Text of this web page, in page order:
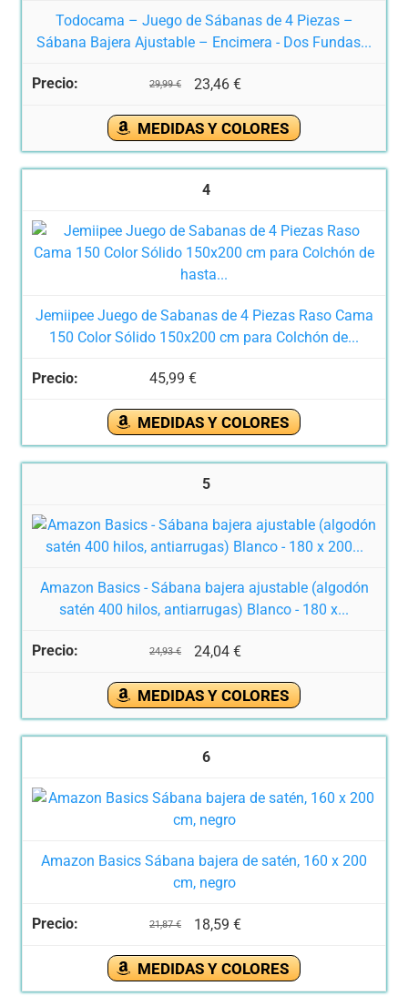
Todocama – Juego de Sábanas de 4 Piezas –
Sábana Bajera Ajustable – Encimera - Dos Fundas...
29,99 € 23,46 €
MEDIDAS Y COLORES
4
Jemiipee Juego de Sabanas de 4 Piezas Raso Cama
150 Color Sólido 150x200 cm para Colchón de...
45,99 €
MEDIDAS Y COLORES
5
Amazon Basics - Sábana bajera ajustable (algodón
satén 400 hilos, antiarrugas) Blanco - 180 x...
24,93 € 24,04 €
MEDIDAS Y COLORES
6
Amazon Basics Sábana bajera de satén, 160 x 200
cm, negro
21,87 € 18,59 €
MEDIDAS Y COLORES